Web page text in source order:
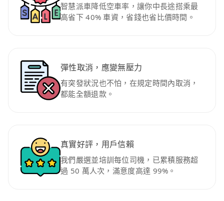
智慧派車降低空車率，讓你中長途搭乘最
高省下 40% 車資，省錢也省比價時間。
彈性取消，應變無壓力
有突發狀況也不怕，在規定時間內取消，
都能全額退款。
真實好評，用戶信賴
我們嚴選並培訓每位司機，已累積服務超
過 50 萬人次，滿意度高達 99%。